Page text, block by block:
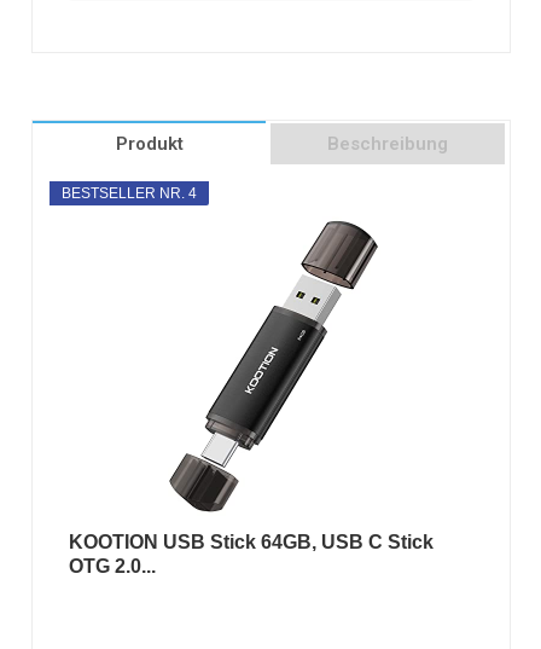
Produkt Beschreibung
BESTSELLER NR. 4
KOOTION USB Stick 64GB, USB C Stick
OTG 2.0...